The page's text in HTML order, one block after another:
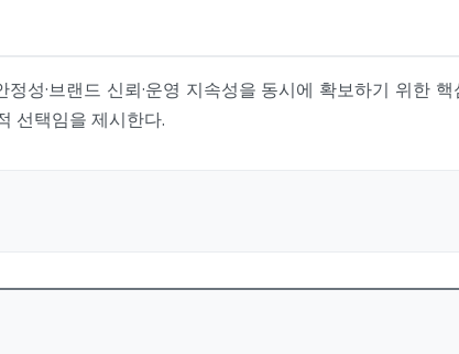
성·브랜드 신뢰·운영 지속성을 동시에 확보하기 위한
선택임을 제시한다.